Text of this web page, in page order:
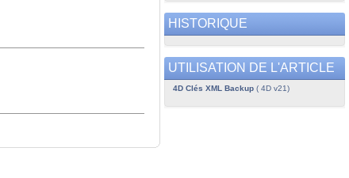
HISTORIQUE
UTILISATION DE L'ARTICLE
4D Clés XML Backup( 4D v21)